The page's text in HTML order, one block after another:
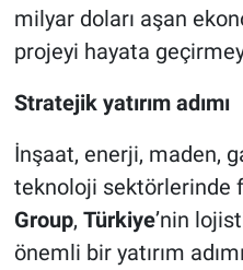
milyar doları aşan
projeyi hayata
Stratejik yatırım adımı
İnşaat, enerji, maden,
teknoloji sektörlerinde
Group, Türkiye’nin
önemli bir yatırım